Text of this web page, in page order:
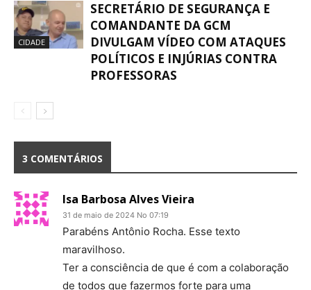
CIDADE
SECRETÁRIO DE SEGURANÇA E
COMANDANTE DA GCM
DIVULGAM VÍDEO COM ATAQUES
POLÍTICOS E INJÚRIAS CONTRA
PROFESSORAS
3 COMENTÁRIOS
Isa Barbosa Alves Vieira
31 de maio de 2024 No 07:19
Parabéns Antônio Rocha. Esse texto
maravilhoso.
Ter a consciência de que é com a colaboração
de todos que fazermos forte para uma